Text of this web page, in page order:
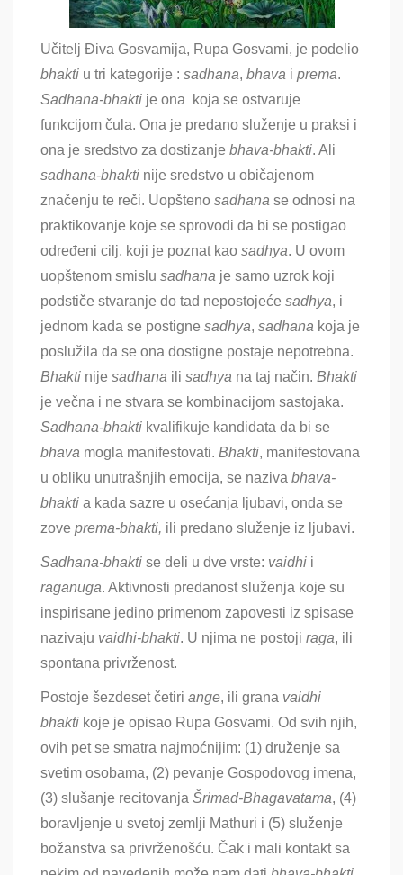
Učitelj Điva Gosvamija, Rupa Gosvami, je podelio
bhakti u tri kategorije : sadhana, bhava i prema.
Sadhana-bhakti je ona koja se ostvaruje
funkcijom čula. Ona je predano služenje u praksi i
ona je sredstvo za dostizanje bhava-bhakti. Ali
sadhana-bhakti nije sredstvo u običajenom
značenju te reči. Uopšteno sadhana se odnosi na
praktikovanje koje se sprovodi da bi se postigao
određeni cilj, koji je poznat kao sadhya. U ovom
uopštenom smislu sadhana je samo uzrok koji
podstiče stvaranje do tad nepostojeće sadhya, i
jednom kada se postigne sadhya, sadhana koja je
poslužila da se ona dostigne postaje nepotrebna.
Bhakti nije sadhana ili sadhya na taj način. Bhakti
je večna i ne stvara se kombinacijom sastojaka.
Sadhana-bhakti kvalifikuje kandidata da bi se
bhava mogla manifestovati. Bhakti, manifestovana
u obliku unutrašnjih emocija, se naziva bhava-
bhakti a kada sazre u osećanja ljubavi, onda se
zove prema-bhakti, ili predano služenje iz ljubavi.
Sadhana-bhakti se deli u dve vrste: vaidhi i
raganuga. Aktivnosti predanost služenja koje su
inspirisane jedino primenom zapovesti iz spisase
nazivaju vaidhi-bhakti. U njima ne postoji raga, ili
spontana privrženost.
Postoje šezdeset četiri ange, ili grana vaidhi
bhakti koje je opisao Rupa Gosvami. Od svih njih,
ovih pet se smatra najmoćnijim: (1) druženje sa
svetim osobama, (2) pevanje Gospodovog imena,
(3) slušanje recitovanja Šrimad-Bhagavatama, (4)
boravljenje u svetoj zemlji Mathuri i (5) služenje
božanstva sa privrženošću. Čak i mali kontakt sa